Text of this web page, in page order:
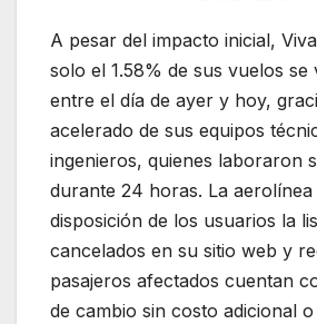
A pesar del impacto inicial,
solo el 1.58% de sus vuelos se
entre el día de ayer y hoy,
acelerado de sus equipos
ingenieros, quienes laboraron
durante 24 horas. La
disposición de los usuarios la
cancelados en su sitio web y
pasajeros afectados cuentan
de cambio sin costo adicional